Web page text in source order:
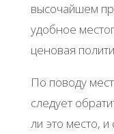
высочайшем
удобное
ценовая
По поводу
следует
ли это место,